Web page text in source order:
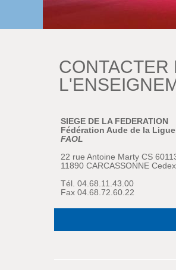
CONTACTER
SIEGE DE LA FEDERATION
Fédération Aude de la
FAOL
22 rue Antoine Marty CS
11890 CARCASSONNE
Tél. 04.68.11.43.00
Fax 04.68.72.60.22